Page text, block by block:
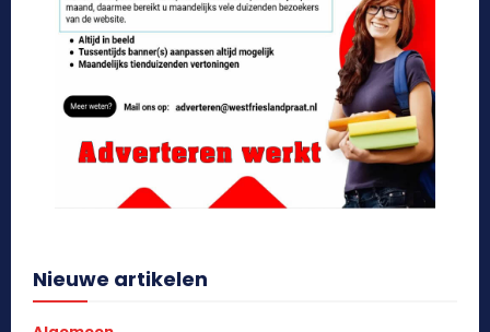
Nieuwe artikelen